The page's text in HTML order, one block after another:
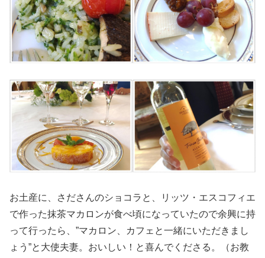
お土産に、さださんのショコラと、リッツ・エスコフィエ
で作った抹茶マカロンが食べ頃になっていたので余興に持
って行ったら、”マカロン、カフェと一緒にいただきまし
ょう”と大使夫妻。おいしい！と喜んでくださる。（お教